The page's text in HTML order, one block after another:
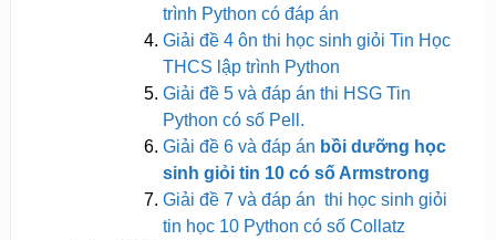
trình Python có đáp án
Giải đề 4 ôn thi học sinh giỏi Tin Học
THCS lập trình Python
Giải đề 5 và đáp án thi HSG Tin
Python có số Pell.
Giải đề 6 và đáp án bồi dưỡng học
sinh giỏi tin 10 có số Armstrong
Giải đề 7 và đáp án thi học sinh giỏi
tin học 10 Python có số Collatz